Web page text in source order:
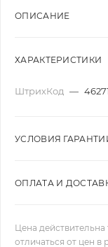
ОПИСАНИЕ
ХАРАКТЕРИСТИКИ
ШтрихКод —
УСЛОВИЯ
ОПЛАТА И
Цена
отличаться от цен в